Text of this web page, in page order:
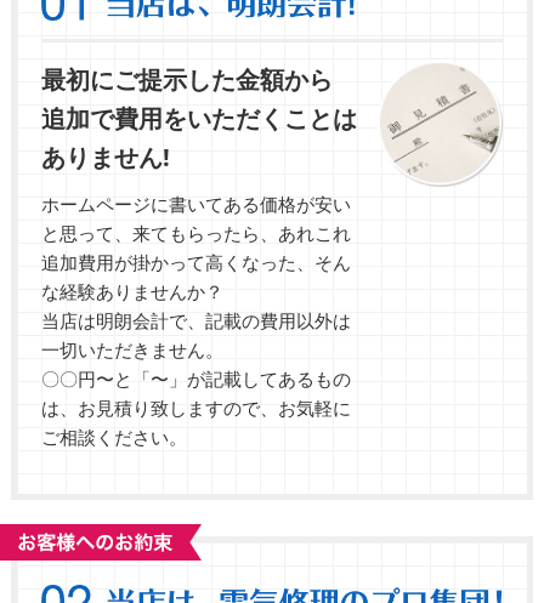
最初にご提示した金額から
追加で費用をいただくことは
ありません!
ホームページに書いてある価格が安い
と思って、来てもらったら、あれこれ
追加費用が掛かって高くなった、そん
な経験ありませんか？
当店は明朗会計で、記載の費用以外は
一切いただきません。
〇〇円〜と「〜」が記載してあるもの
は、お見積り致しますので、 お気軽に
ご相談ください。